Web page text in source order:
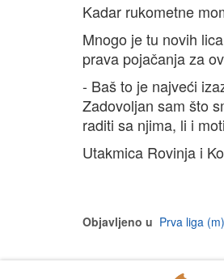
Kadar rukometne
Mnogo je tu novih
prava pojačanja za
- Baš to je najveći
Zadovoljan sam što
raditi sa njima, li i
Utakmica Rovinja i
Objavljeno u Prva liga (m)